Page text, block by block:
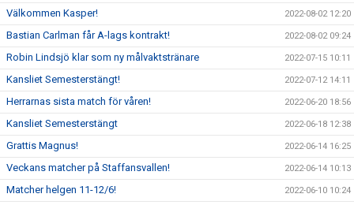
Välkommen Kasper! 2022-08-02 12:20
Bastian Carlman får A-lags kontrakt! 2022-08-02 09:24
Robin Lindsjö klar som ny målvaktstränare 2022-07-15 10:11
Kansliet Semesterstängt! 2022-07-12 14:11
Herrarnas sista match för våren! 2022-06-20 18:56
Kansliet Semesterstängt 2022-06-18 12:38
Grattis Magnus! 2022-06-14 16:25
Veckans matcher på Staffansvallen! 2022-06-14 10:13
Matcher helgen 11-12/6! 2022-06-10 10:24